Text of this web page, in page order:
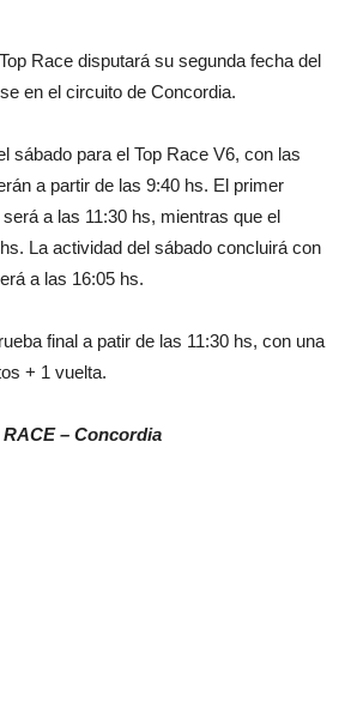
Race disputará su segunda fecha del
en el circuito de Concordia.
sábado para el Top Race V6, con las
a partir de las 9:40 hs. El primer
a las 11:30 hs, mientras que el
La actividad del sábado concluirá con
a las 16:05 hs.
final a patir de las 11:30 hs, con una
+ 1 vuelta.
– Concordia